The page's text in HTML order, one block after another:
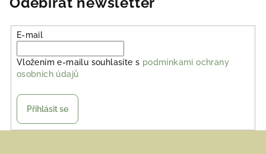
E-mail
Vložením e-mailu souhlasíte s podmínkami ochrany
osobních údajů
Přihlásit se